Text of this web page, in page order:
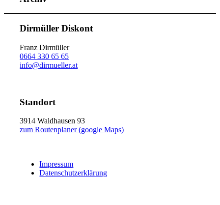
Dirmüller Diskont
Franz Dirmüller
0664 330 65 65
info@dirmueller.at
Standort
3914 Waldhausen 93
zum Routenplaner (google Maps)
Impressum
Datenschutzerklärung